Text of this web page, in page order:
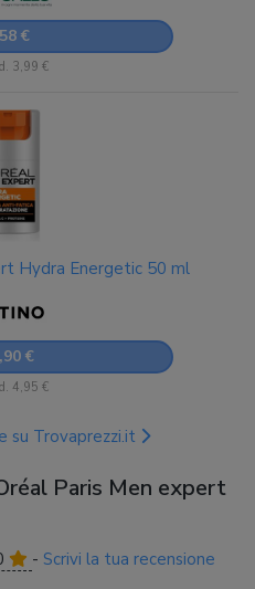
€
3,99 €
Hydra Energetic 50 ml
€
4,95 €
su Trovaprezzi.it
Paris Men expert
- Scrivi la tua recensione